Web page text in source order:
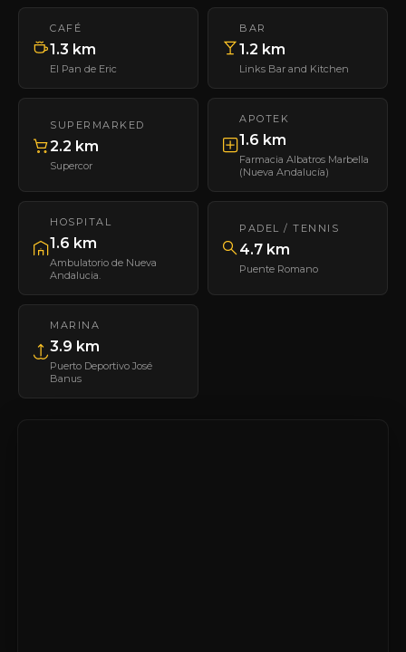
CAFÉ
1.3 km
El Pan de Eric
BAR
1.2 km
Links Bar and Kitchen
SUPERMARKED
2.2 km
Supercor
APOTEK
1.6 km
Farmacia Albatros Marbella
(Nueva Andalucía)
HOSPITAL
1.6 km
Ambulatorio de Nueva
Andalucia.
PADEL / TENNIS
4.7 km
Puente Romano
MARINA
3.9 km
Puerto Deportivo José
Banus